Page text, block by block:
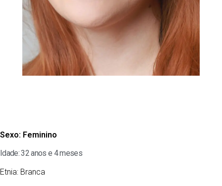
Sexo: Feminino
Idade: 32 anos e 4 meses
Etnia: Branca